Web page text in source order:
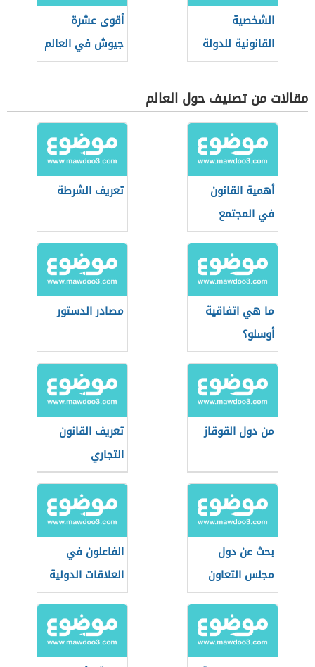
الشخصية
القانونية للدولة
أقوى عشرة
جيوش في العالم
مقالات من تصنيف حول العالم
أهمية القانون
في المجتمع
تعريف الشرطة
ما هي اتفاقية
أوسلو؟
مصادر الدستور
من دول القوقاز
تعريف القانون
التجاري
بحث عن دول
مجلس التعاون
الفاعلون في
العلاقات الدولية